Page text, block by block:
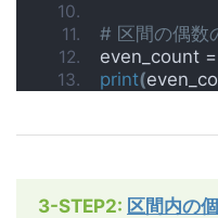
# 区間の偶数
even_count
print(
3-STEP2: 区間内の